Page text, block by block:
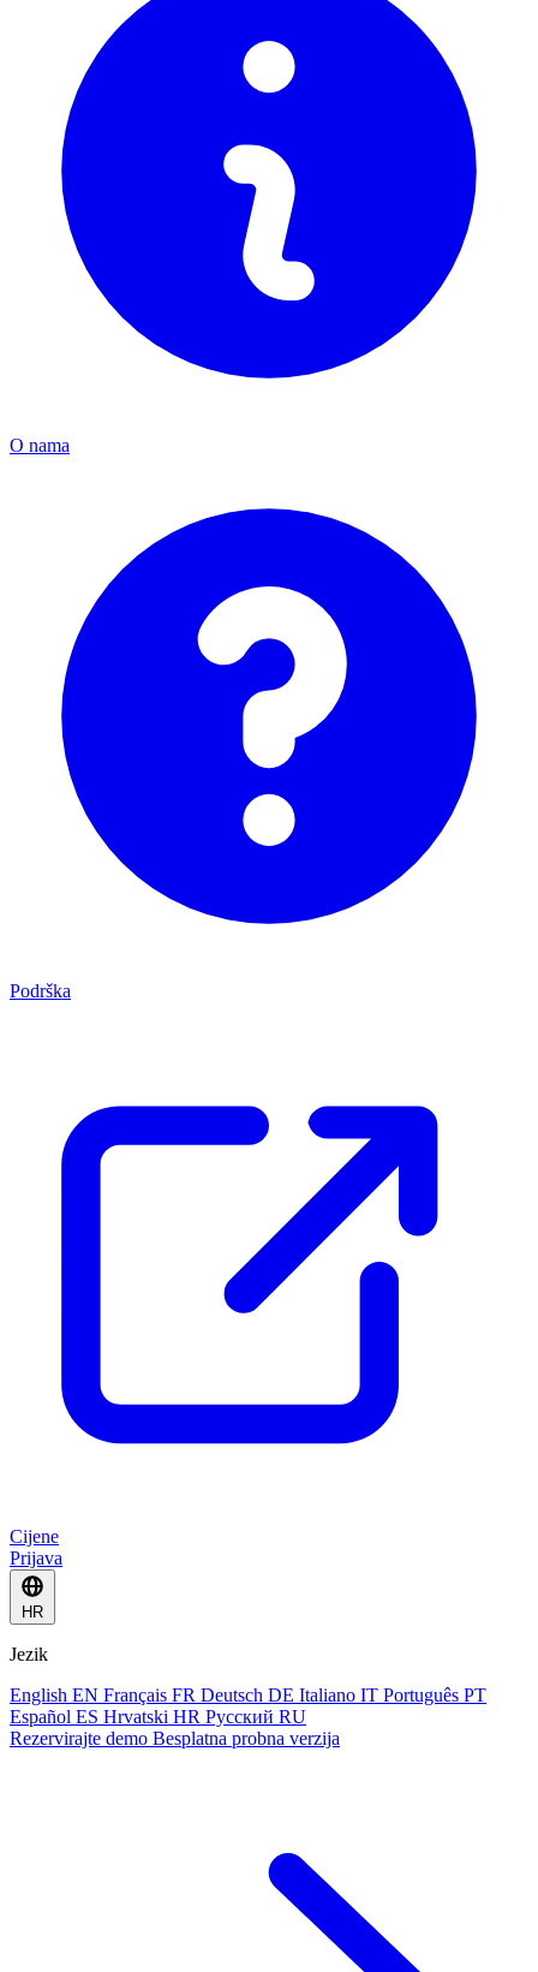
O nama
Podrška
Cijene
Prijava
HR
Jezik
English EN Français FR Deutsch DE Italiano IT Português PT
Español ES Hrvatski HR Русский RU
Rezervirajte demo Besplatna probna verzija